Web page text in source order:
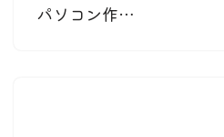
パソコン作…